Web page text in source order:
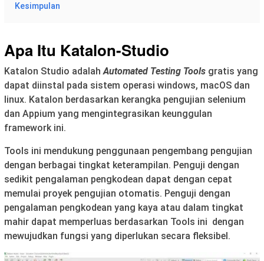
Kesimpulan
Apa Itu Katalon-Studio
Katalon Studio adalahAutomated Testing Tools gratis yang
dapat diinstal pada sistem operasi windows, macOS dan
linux. Katalon berdasarkan kerangka pengujian selenium
dan Appium yang mengintegrasikan keunggulan
framework ini.
Tools ini mendukung penggunaan pengembang pengujian
dengan berbagai tingkat keterampilan. Penguji dengan
sedikit pengalaman pengkodean dapat dengan cepat
memulai proyek pengujian otomatis. Penguji dengan
pengalaman pengkodean yang kaya atau dalam tingkat
mahir dapat memperluas berdasarkan Tools ini dengan
mewujudkan fungsi yang diperlukan secara fleksibel.